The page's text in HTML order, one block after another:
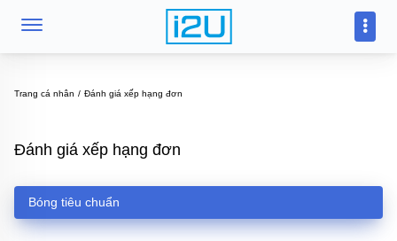
Trang cá nhân Đánh giá xếp hạng đơn
Đánh giá xếp hạng đơn
Bóng tiêu chuẩn